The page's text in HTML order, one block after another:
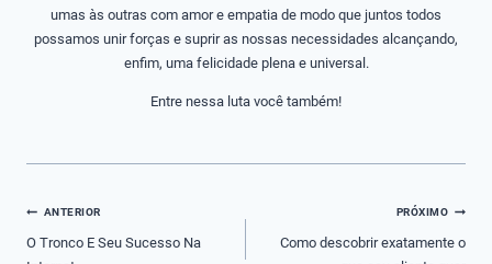
umas às outras com amor e empatia de modo que juntos todos
possamos unir forças e suprir as nossas necessidades alcançando,
enfim, uma felicidade plena e universal.
Entre nessa luta você também!
Navegação
de
ANTERIOR
O Tronco E Seu Sucesso Na
PRÓXIMO
Como descobrir exatamente o